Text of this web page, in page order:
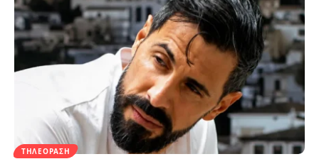
ΤΗΛΕΌΡΑΣΗ